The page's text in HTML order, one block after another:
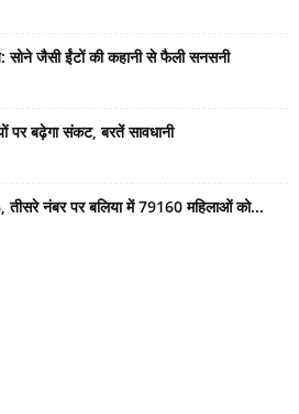
सोने जैसी ईंटों की कहानी से फैली सनसनी
पर बढ़ेगा संकट, बरतें सावधानी
नंबर पर बलिया में 79160 महिलाओं को...